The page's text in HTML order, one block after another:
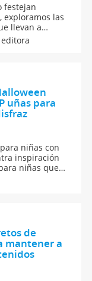
festejan
exploramos las
llevan a
festividad del
en sus
uñas para
niñas con
inspiración
niñas que
disfraz en
con nails art
de
mantener a